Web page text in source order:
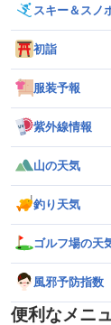
離れた西日本太平洋
に大雨のおそれ
スキー＆スノ
初詣
服装予報
紫外線情報
山の天気
釣り天気
ゴルフ場の天
風邪予防指数
便利なメニ